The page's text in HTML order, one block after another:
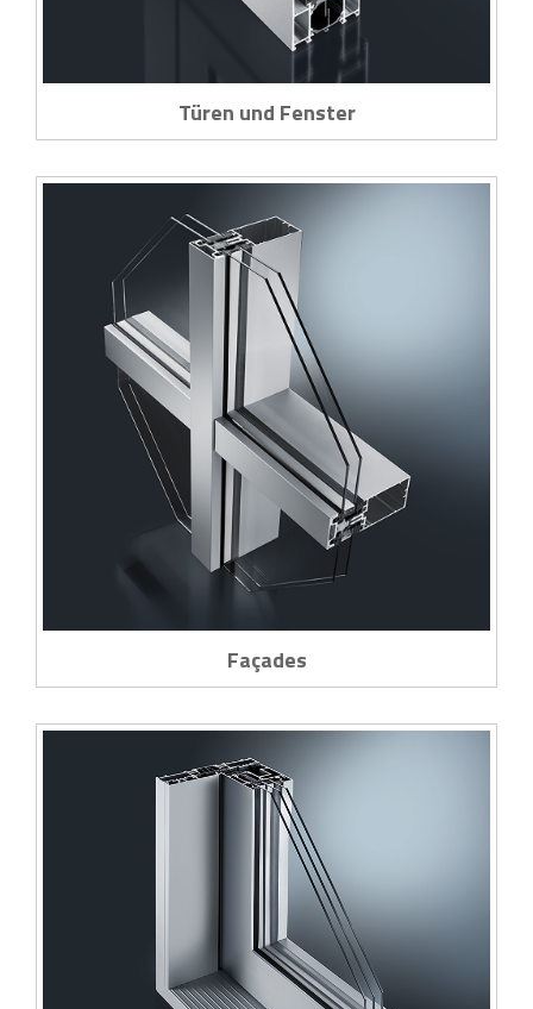
Türen und Fenster
Façades